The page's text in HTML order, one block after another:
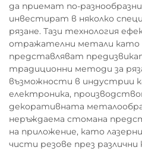
да приемат по-
инвестират в няколко
рязане. Тази технология
отражателни метали като
представляват
традиционни методи за
възможности в индустрии
електроника,
декоративната
неръждаема стомана
на приложение, като
чисти резове през